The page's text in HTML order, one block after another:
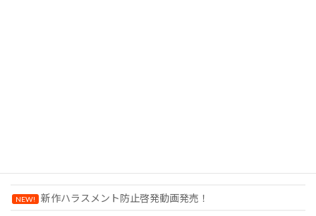
NEW! 新作ハラスメント防止啓発動画発売！